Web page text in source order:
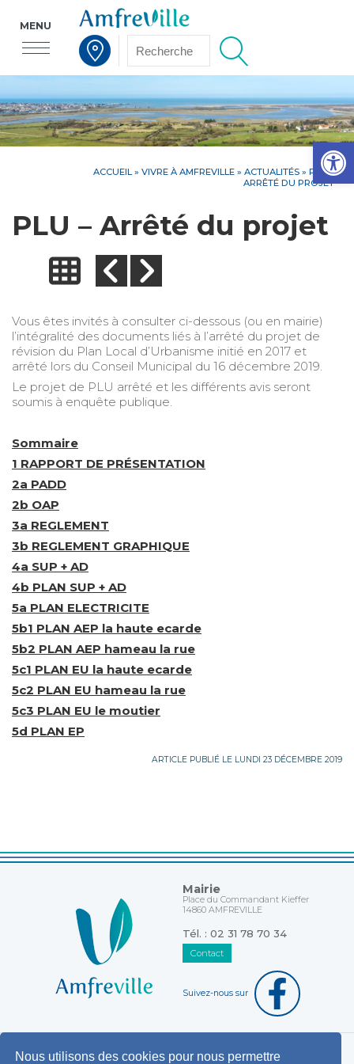
Nous utilisons des cookies pour nous permettre
Voir la carte interactive
MENU
ACCUEIL » VIVRE À AMFREVILLE » ACTUALITÉS » PLU –
ARRÊTÉ DU PROJET
PLU – Arrêté du projet
Vous êtes invités à consulter ci-dessous (ou en mairie)
l’intégralité des documents liés à l’arrêté du projet de
révision du Plan Local d’Urbanisme initié en 2017 et
arrêté lors du Conseil Municipal du 16 décembre 2019.
Le projet de PLU arrêté et les différents avis seront
soumis à enquête publique.
Sommaire
1 RAPPORT DE PRÉSENTATION
2a PADD
2b OAP
3a REGLEMENT
3b REGLEMENT GRAPHIQUE
4a SUP + AD
4b PLAN SUP + AD
5a PLAN ELECTRICITE
5b1 PLAN AEP la haute ecarde
5b2 PLAN AEP hameau la rue
5c1 PLAN EU la haute ecarde
5c2 PLAN EU hameau la rue
5c3 PLAN EU le moutier
5d PLAN EP
ARTICLE PUBLIÉ LE LUNDI 23 DÉCEMBRE 2019
Mairie
Place du Commandant Kieffer
14860 AMFREVILLE
Tél. : 02 31 78 70 34
Contact
Suivez-nous sur
Horaires d'ouverture au public